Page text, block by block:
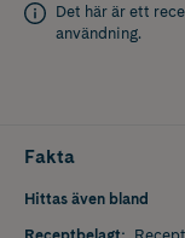
Det här är ett
användning.
Fakta
Hittas även bland